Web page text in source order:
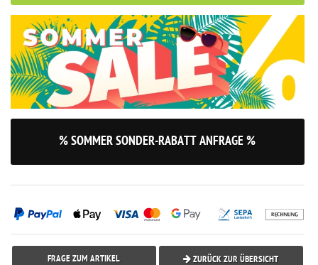
% SOMMER SONDER-RABATT ANFRAGE %
FRAGE ZUM ARTIKEL ZURÜCK ZUR ÜBERSICHT